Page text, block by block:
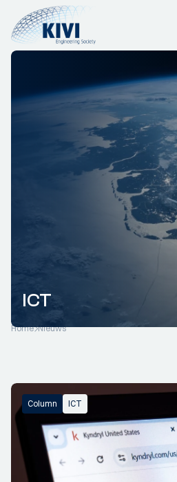
ICT
Home Nieuws
Column ICT